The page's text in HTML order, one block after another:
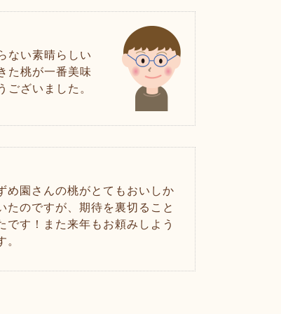
ない素晴らしい
た桃が一番美味
ございました。
め園さんの桃がとてもおいしか
たのですが、期待を裏切ること
です！また来年もお頼みしよう
。